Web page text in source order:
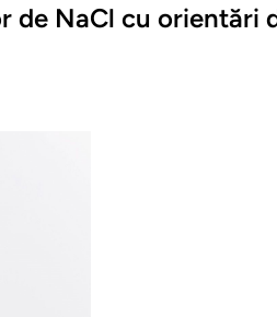
NaCl cu orientări